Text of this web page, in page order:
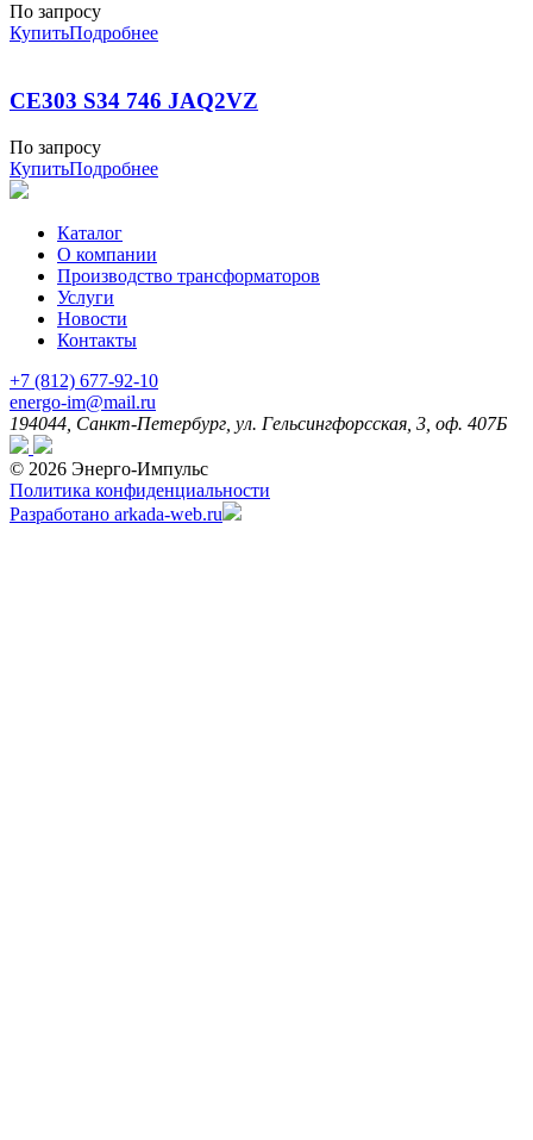
По запросу
КупитьПодробнее
CE303 S34 746 JAQ2VZ
По запросу
КупитьПодробнее
Каталог
О компании
Производство трансформаторов
Услуги
Новости
Контакты
+7 (812) 677-92-10
energo-im@mail.ru
194044, Санкт-Петербург, ул. Гельсингфорсская, 3, оф. 407Б
© 2026 Энерго-Импульс
Политика конфиденциальности
Разработано arkada-web.ru